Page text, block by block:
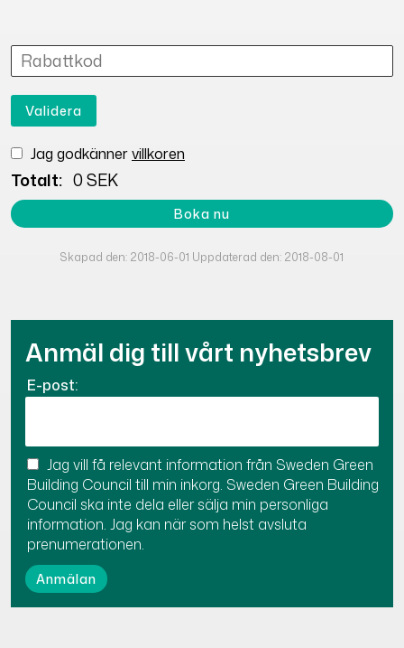
Validera
Jag godkännervillkoren
Totalt: 0 SEK
Skapad den: 2018-06-01 Uppdaterad den: 2018-08-01
Anmäl dig till vårt nyhetsbrev
E-post:
Jag vill få relevant information från Sweden Green
Building Council till min inkorg. Sweden Green Building
Council ska inte dela eller sälja min personliga
information. Jag kan när som helst avsluta
prenumerationen.